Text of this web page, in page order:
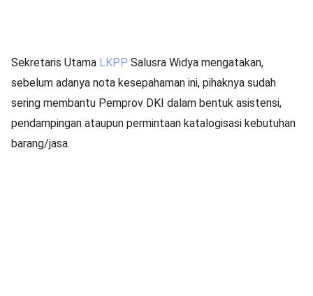
Sekretaris Utama LKPP Salusra Widya mengatakan,
sebelum adanya nota kesepahaman ini, pihaknya sudah
sering membantu Pemprov DKI dalam bentuk asistensi,
pendampingan ataupun permintaan katalogisasi kebutuhan
barang/jasa.